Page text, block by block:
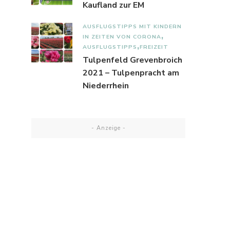
Kaufland zur EM
AUSFLUGSTIPPS MIT KINDERN
IN ZEITEN VON CORONA
AUSFLUGSTIPPS FREIZEIT
Tulpenfeld Grevenbroich
2021 – Tulpenpracht am
Niederrhein
- Anzeige -